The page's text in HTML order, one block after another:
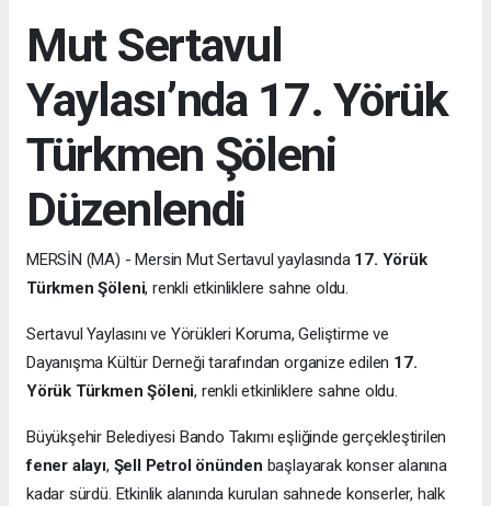
Mut Sertavul
Yaylası’nda 17. Yörük
Türkmen Şöleni
Düzenlendi
MERSİN (MA) - Mersin Mut Sertavul yaylasında 17. Yörük
Türkmen Şöleni, renkli etkinliklere sahne oldu.
Sertavul Yaylasını ve Yörükleri Koruma, Geliştirme ve
Dayanışma Kültür Derneği tarafından organize edilen 17.
Yörük Türkmen Şöleni, renkli etkinliklere sahne oldu.
Büyükşehir Belediyesi Bando Takımı eşliğinde gerçekleştirilen
fener alayı, Şell Petrol önünden başlayarak konser alanına
kadar sürdü. Etkinlik alanında kurulan sahnede konserler, halk